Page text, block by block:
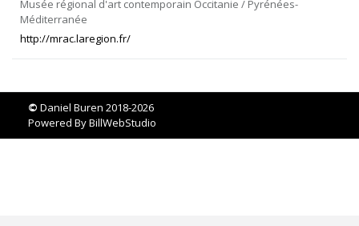
Musée régional d'art contemporain Occitanie / Pyrénées-
Méditerranée
http://mrac.laregion.fr/
© Daniel Buren 2018-2026
Powered ByBillWebStudio